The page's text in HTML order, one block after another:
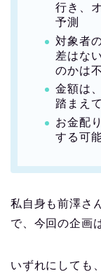
行き、
予測
対象者
差はな
のかは
金額は
踏まえて
お金配
する可
私自身も前澤さ
で、今回の企画
いずれにしても